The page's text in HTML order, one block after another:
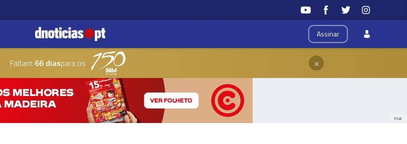
Assinar
Faltam 66 diaspara os ×
PUB